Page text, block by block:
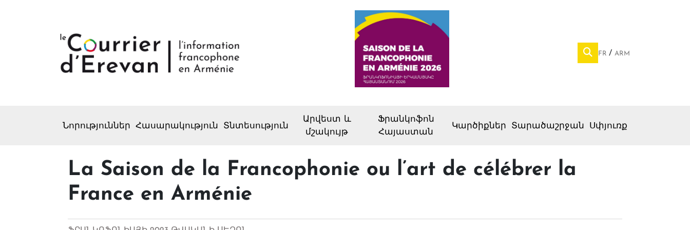
FR ARM
Նորություններ Հասարակություն Տնտեսություն
Արվեստ և
մշակույթ
Ֆրանկոֆոն
Հայաստան
Կարծիքներ Տարածաշրջան Սփյուռք
La Saison de la Francophonie ou l’art de célébrer la
France en Arménie